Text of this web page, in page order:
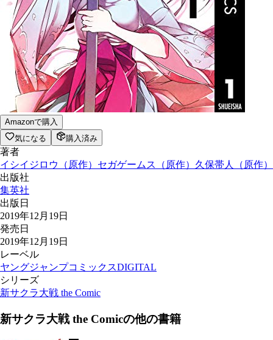
Amazonで購入
気になる
購入済み
著者
イシイジロウ
（ 原作） セガゲームス （ 原作） 久保帯人 （ 原作）
出版社
集英社
出版日
2019年12月19日
発売日
2019年12月19日
レーベル
ヤングジャンプコミックスDIGITAL
シリーズ
新サクラ大戦 the Comic
新サクラ大戦 the Comicの他の書籍